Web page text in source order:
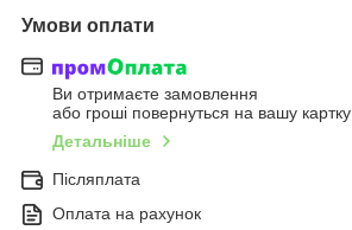
Умови оплати
Ви отримаєте замовлення
або гроші повернуться на вашу картку
Детальніше
Післяплата
Оплата на рахунок